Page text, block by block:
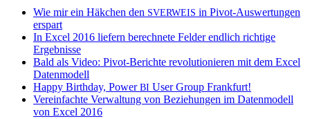
Wie mir ein Häkchen den SVERWEIS in Pivot-Auswertungen
erspart
In Excel 2016 liefern berechnete Felder endlich richtige
Ergebnisse
Bald als Video: Pivot-Berichte revolutionieren mit dem Excel
Datenmodell
Happy Birthday, PowerBI User Group Frankfurt!
Vereinfachte Verwaltung von Beziehungen im Datenmodell
von Excel 2016